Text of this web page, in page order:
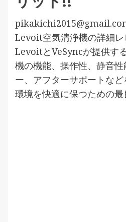
Levoit空気清浄機の詳細レ
LevoitとVeSyncが提供す
機の機能、操作性、静音
ー、アフターサポートな
環境を快適に保つための最